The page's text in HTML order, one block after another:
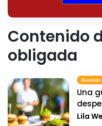
Contenido
obligada
Gestión
Una
Lila